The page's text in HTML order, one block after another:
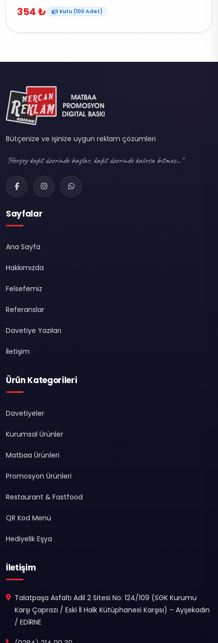
354 ₺ 1 Kutu (100 Adet)
Bütçenize ve işinize uygun reklam çözümleri
"Herşey kağıt üzerinde başlar, kağıt üzerinde kalırsa bitmez..."
Sayfalar
Ana Sayfa
Hakkımızda
Felsefemiz
Referanslar
Davetiye Yazıları
İletişim
Ürün Kategorileri
Davetiyeler
Kurumsal Ürünler
Matbaa Ürünleri
Promosyon Ürünleri
Restaurant & Fastfood
QR Kod Menü
Hediyelik Eşya
İletişim
Talatpaşa Asfaltı Adil 2 Sitesi No: 124/109 (SGK Kurumu
Karşı Çaprazı / Eski İl Halk Kütüphanesi Karşısı) – Ayşekadın
/ EDİRNE